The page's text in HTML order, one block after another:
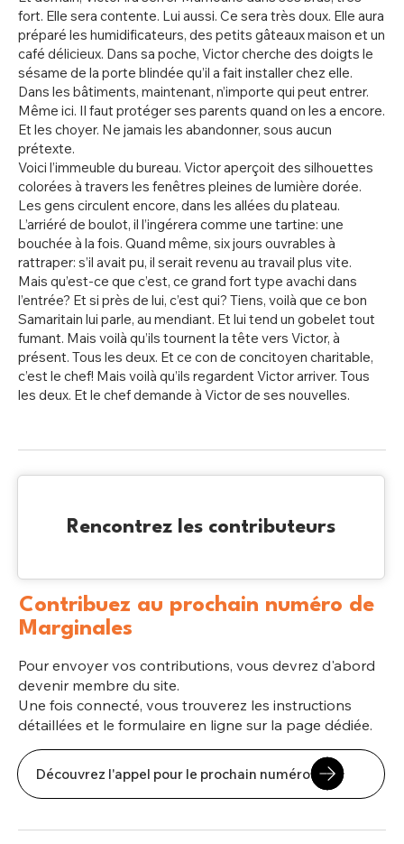
fort. Elle sera contente. Lui aussi. Ce sera très doux. Elle aura
préparé les humidificateurs, des petits gâteaux maison et un
café délicieux. Dans sa poche, Victor cherche des doigts le
sésame de la porte blindée qu’il a fait installer chez elle.
Dans les bâtiments, maintenant, n’importe qui peut entrer.
Même ici. Il faut protéger ses parents quand on les a encore.
Et les choyer. Ne jamais les abandonner, sous aucun
prétexte.
Voici l’immeuble du bureau. Victor aperçoit des silhouettes
colorées à travers les fenêtres pleines de lumière dorée.
Les gens circulent encore, dans les allées du plateau.
L’arriéré de boulot, il l’ingérera comme une tartine: une
bouchée à la fois. Quand même, six jours ouvrables à
rattraper: s’il avait pu, il serait revenu au travail plus vite.
Mais qu’est-ce que c’est, ce grand fort type avachi dans
l’entrée? Et si près de lui, c’est qui? Tiens, voilà que ce bon
Samaritain lui parle, au mendiant. Et lui tend un gobelet tout
fumant. Mais voilà qu’ils tournent la tête vers Victor, à
présent. Tous les deux. Et ce con de concitoyen charitable,
c’est le chef! Mais voilà qu’ils regardent Victor arriver. Tous
les deux. Et le chef demande à Victor de ses nouvelles.
Rencontrez les contributeurs
Contribuez au prochain numéro de
Marginales
Pour envoyer vos contributions, vous devrez d'abord
devenir membre du site.
Une fois connecté, vous trouverez les instructions
détaillées et le formulaire en ligne sur la page dédiée.
Découvrez l'appel pour le prochain numéro